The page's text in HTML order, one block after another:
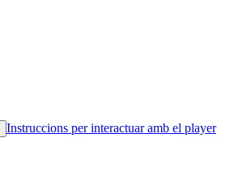
Instruccions per interactuar amb el player